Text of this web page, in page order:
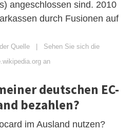
angeschlossen sind. 2010
durch Fusionen auf
Quelle | Sehen Sie sich die
an
deutschen EC-
bezahlen?
im Ausland nutzen?